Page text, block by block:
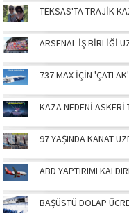
TEKSAS'TA TRAJİK
ARSENAL İŞ BİRLİĞİ
737 MAX İÇİN
KAZA NEDENİ ASKERİ
97 YAŞINDA KANAT
ABD YAPTIRIMI
BAŞÜSTÜ DOLAP